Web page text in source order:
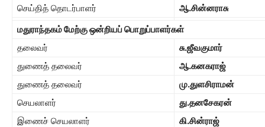
செய்தித் தொடர்பாளர்
ஆ.சின்னராசு
மதுராந்தகம் மேற்கு ஒன்றியப் பொறுப்பாளர்கள்
தலைவர்
சு.ஜீவகுமார்
துணைத் தலைவர்
ஆ.கனகராஜ்
துணைத் தலைவர்
மு.துளசிராமன்
செயலாளர்
து.தனசேகரன்
இணைச் செயலாளர்
கி.சின்ராஜ்